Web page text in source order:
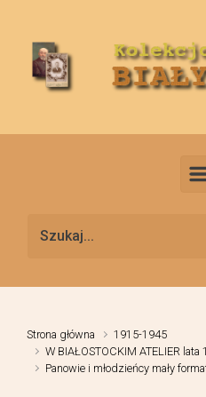
Strona główna
1915-1945
W BIAŁOSTOCKIM ATELIER lata
Panowie i młodzieńcy mały